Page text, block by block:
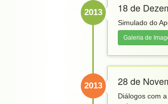
2013 18 de
Simulado do
Galeria de
2013 28 de
Diálogos com